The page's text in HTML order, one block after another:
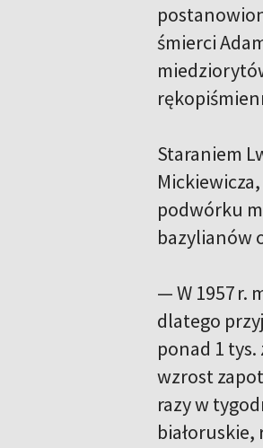
śmierci
Staraniem
podwórku
bazylianów
— W 1957 r.
dlatego
ponad 1
wzrost
razy w